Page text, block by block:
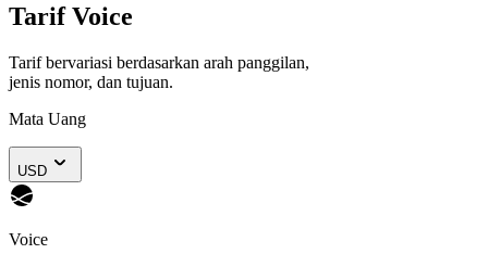
Tarif Voice
Tarif bervariasi berdasarkan arah panggilan,
jenis nomor, dan tujuan.
Mata Uang
USD
Voice